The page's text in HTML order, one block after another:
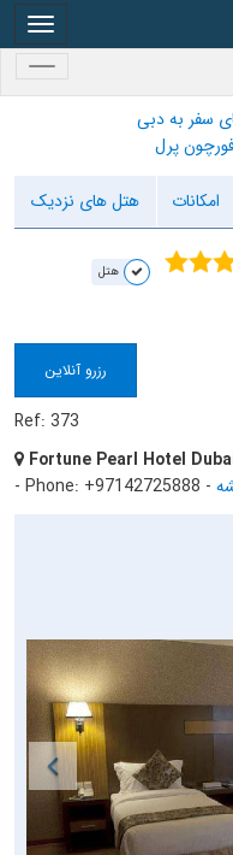
سفر به دبی
پرل
امکانات هتل های نزدیک
هتل
رزرو آنلاین
Ref: 373
Fortune Pearl Hotel
- Phone: +97142725888 -